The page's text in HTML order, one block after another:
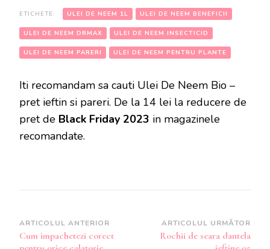
ETICHETE: ULEI DE NEEM 1L ULEI DE NEEM BENEFICII
ULEI DE NEEM DRMAX ULEI DE NEEM INSECTICID
ULEI DE NEEM PARERI ULEI DE NEEM PENTRU PLANTE
Iti recomandam sa cauti Ulei De Neem Bio –
pret ieftin si pareri. De la 14 lei la reducere de
pret de Black Friday 2023 in magazinele
recomandate.
Navigare
în
ARTICOLUL ANTERIOR
Cum impachetezi corect
ARTICOLUL URMĂTOR
Rochii de seara dantela